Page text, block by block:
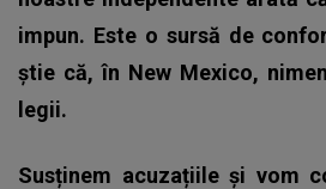
impun. Este o sursă de
știe că, în New Mexico,
legii.
Susținem acuzațiile și vom